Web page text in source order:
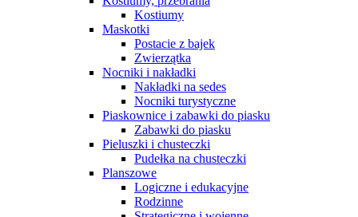
Kostiumy
Maskotki
Postacie z bajek
Zwierzątka
Nocniki i nakładki
Nakładki na sedes
Nocniki turystyczne
Piaskownice i zabawki do piasku
Zabawki do piasku
Pieluszki i chusteczki
Pudełka na chusteczki
Planszowe
Logiczne i edukacyjne
Rodzinne